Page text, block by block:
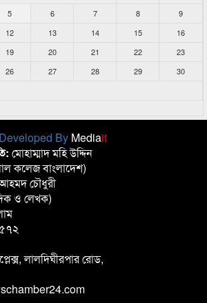
5 6 7 8
9
12 13 14 15
16
19 20 21 22
23
26 27 28 29
30
Developed By Mediait
মোহাম্মাদ মহি উদ্দিন
কলেজ বাংলাদেশ)
চৌধুরী
ও লেখক)
লালদিঘীরপার রোড,